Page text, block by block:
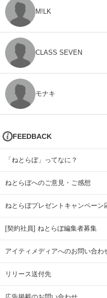
M!LK
CLASS SEVEN
モナキ
FEEDBACK
「ねとらぼ」ってなに？
ねとらぼへのご意見・ご感想
ねとらぼプレゼントキャンペーン
[契約社員] ねとらぼ編集者募集
アイティメディアへのお問い合わ
リリース送付先